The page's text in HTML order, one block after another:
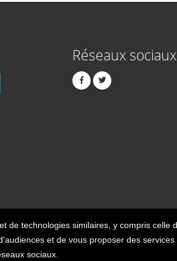
de technologies similaires, y compris celle
et de vous proposer des services
sociaux.
Réseaux sociaux